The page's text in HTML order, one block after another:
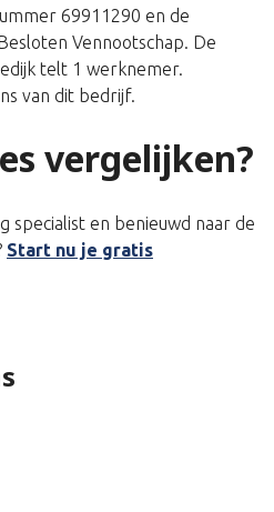
69911290 en de
Vennootschap. De
telt 1 werknemer.
van dit bedrijf.
vergelijken?
specialist en benieuwd naar de
Start nu je gratis